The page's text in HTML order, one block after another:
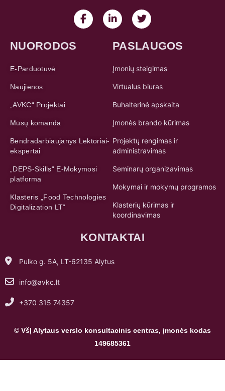
NUORODOS
E-Parduotuvė
Naujienos
„AVKC“ Projektai
Mūsų komanda
Bendradarbiaujanys Lektoriai-
ekspertai
„DEPS-Skills“ E-Mokymosi
platforma
Klasteris „Food Technologies
Digitalization LT“
PASLAUGOS
Įmonių steigimas
Virtualus biuras
Buhalterinė apskaita
Įmonės brando kūrimas
Projektų rengimas ir
administravimas
Seminarų organizavimas
Mokymai ir mokymų programos
Klasterių kūrimas ir
koordinavimas
KONTAKTAI
Pulko g. 5A, LT-62135 Alytus
info@avkc.lt
+370 315 74357
© VšĮ Alytaus verslo konsultacinis centras, įmonės kodas
149685361